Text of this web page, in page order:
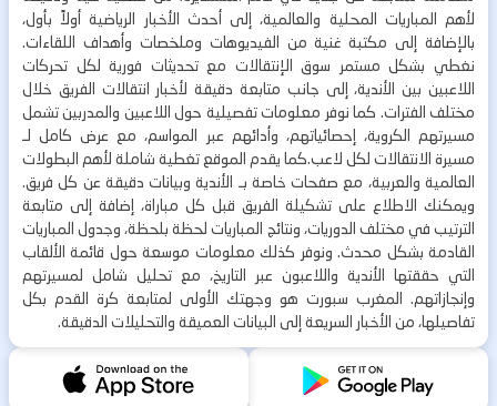
لأهم المباريات المحلية والعالمية، إلى أحدث الأخبار الرياضية أولاً بأول،
بالإضافة إلى مكتبة غنية من الفيديوهات وملخصات وأهداف اللقاءات.
نغطي بشكل مستمر سوق الإنتقالات مع تحديثات فورية لكل تحركات
اللاعبين بين الأندية، إلى جانب متابعة دقيقة لأخبار انتقالات الفريق خلال
مختلف الفترات. كما نوفر معلومات تفصيلية حول اللاعبين والمدربين تشمل
مسيرتهم الكروية، إحصائياتهم، وأدائهم عبر المواسم، مع عرض كامل لـ
مسيرة الانتقالات لكل لاعب.كما يقدم الموقع تغطية شاملة لأهم البطولات
العالمية والعربية، مع صفحات خاصة بـ الأندية وبيانات دقيقة عن كل فريق.
ويمكنك الاطلاع على تشكيلة الفريق قبل كل مباراة، إضافة إلى متابعة
الترتيب في مختلف الدوريات، ونتائج المباريات لحظة بلحظة، وجدول المباريات
القادمة بشكل محدث. ونوفر كذلك معلومات موسعة حول قائمة الألقاب
التي حققتها الأندية واللاعبون عبر التاريخ، مع تحليل شامل لمسيرتهم
وإنجازاتهم. المغرب سبورت هو وجهتك الأولى لمتابعة كرة القدم بكل
تفاصيلها، من الأخبار السريعة إلى البيانات العميقة والتحليلات الدقيقة.